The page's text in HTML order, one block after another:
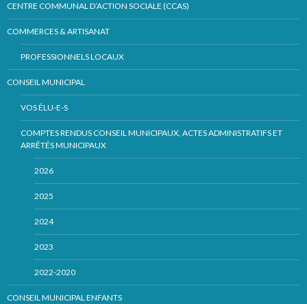
CENTRE COMMUNAL D’ACTION SOCIALE (CCAS)
COMMERCES & ARTISANAT
PROFESSIONNELS LOCAUX
CONSEIL MUNICIPAL
VOS ÉLU-E-S
COMPTES RENDUS CONSEIL MUNICIPAUX, ACTES ADMINISTRATIFS ET
ARRÊTÉS MUNICIPAUX
2026
2025
2024
2023
2022-2020
CONSEIL MUNICIPAL ENFANTS